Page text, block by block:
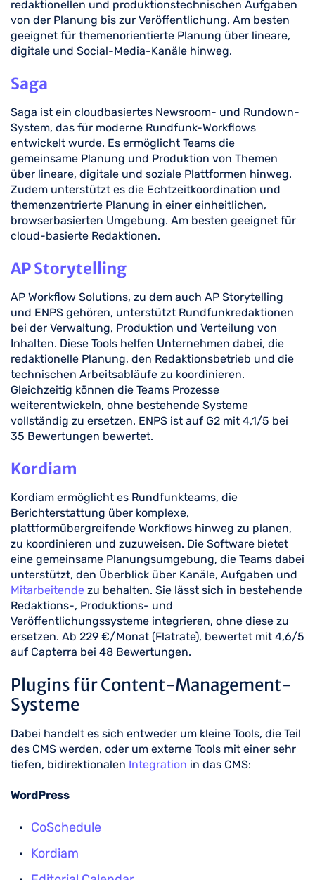
redaktionellen und produktionstechnischen Aufgaben
von der Planung bis zur Veröffentlichung. Am besten
geeignet für themenorientierte Planung über lineare,
digitale und Social-Media-Kanäle hinweg.
Saga
Saga ist ein cloudbasiertes Newsroom- und Rundown-
System, das für moderne Rundfunk-Workflows
entwickelt wurde. Es ermöglicht Teams die
gemeinsame Planung und Produktion von Themen
über lineare, digitale und soziale Plattformen hinweg.
Zudem unterstützt es die Echtzeitkoordination und
themenzentrierte Planung in einer einheitlichen,
browserbasierten Umgebung. Am besten geeignet für
cloud-basierte Redaktionen.
AP Storytelling
AP Workflow Solutions, zu dem auch AP Storytelling
und ENPS gehören, unterstützt Rundfunkredaktionen
bei der Verwaltung, Produktion und Verteilung von
Inhalten. Diese Tools helfen Unternehmen dabei, die
redaktionelle Planung, den Redaktionsbetrieb und die
technischen Arbeitsabläufe zu koordinieren.
Gleichzeitig können die Teams Prozesse
weiterentwickeln, ohne bestehende Systeme
vollständig zu ersetzen. ENPS ist auf G2 mit 4,1/5 bei
35 Bewertungen bewertet.
Kordiam
Kordiam ermöglicht es Rundfunkteams, die
Berichterstattung über komplexe,
plattformübergreifende Workflows hinweg zu planen,
zu koordinieren und zuzuweisen. Die Software bietet
eine gemeinsame Planungsumgebung, die Teams dabei
unterstützt, den Überblick über Kanäle, Aufgaben und
Mitarbeitende zu behalten. Sie lässt sich in bestehende
Redaktions-, Produktions- und
Veröffentlichungssysteme integrieren, ohne diese zu
ersetzen. Ab 229 €/Monat (Flatrate), bewertet mit 4,6/5
auf Capterra bei 48 Bewertungen.
Plugins für Content-Management-
Systeme
Dabei handelt es sich entweder um kleine Tools, die Teil
des CMS werden, oder um externe Tools mit einer sehr
tiefen, bidirektionalen Integration in das CMS:
WordPress
CoSchedule
Kordiam